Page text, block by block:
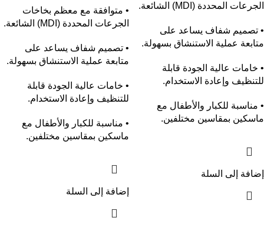
الجرعات المحددة (MDI) الشائعة.
• تصميم شفاف يساعد على
متابعة عملية الاستنشاق بسهولة.
• خامات عالية الجودة قابلة
للتنظيف وإعادة الاستخدام.
• مناسبة للكبار والأطفال مع
ماسكين بمقاسين مختلفين.
إضافة إلى السلة
• متوافقة مع معظم بخاخات
الجرعات المحددة (MDI) الشائعة.
• تصميم شفاف يساعد على
متابعة عملية الاستنشاق بسهولة.
• خامات عالية الجودة قابلة
للتنظيف وإعادة الاستخدام.
• مناسبة للكبار والأطفال مع
ماسكين بمقاسين مختلفين.
إضافة إلى السلة